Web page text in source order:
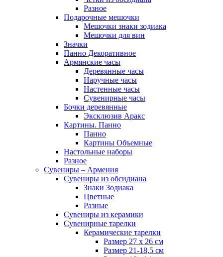
Разное
Подарочные мешочки
Мешочки знаки зодиака
Мешочки для вин
Значки
Панно Декоративное
Армянские часы
Деревянные часы
Наручные часы
Настенные часы
Сувенирные часы
Бочки деревянные
Эксклюзив Аракс
Картины. Панно
Панно
Картины Объемные
Настольные наборы
Разное
Сувениры – Армения
Сувениры из обсидиана
Знаки Зодиака
Цветные
Разные
Сувениры из керамики
Сувенирные тарелки
Керамические тарелки
Размер 27 х 26 см
Размер 21-18,5 см